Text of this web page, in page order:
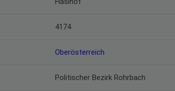
4174
Oberösterreich
Politischer Bezirk Rohrbach